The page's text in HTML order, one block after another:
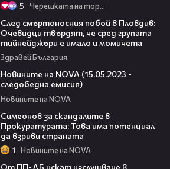
5 Черешката на тортата
След смъртоносния побой в Пловдив:
Очевидци твърдят, че сред групата
тийнейджъри е имало и момичета
Здравей България
Новините на NOVA (15.05.2023 -
следобедна емисия)
Новините на NOVA
Симеонов за скандалите в
Прокуратурата: Това има потенциал
да взриви страната
1 Новините на NOVA
От ПП-ДБ искат изслушване в